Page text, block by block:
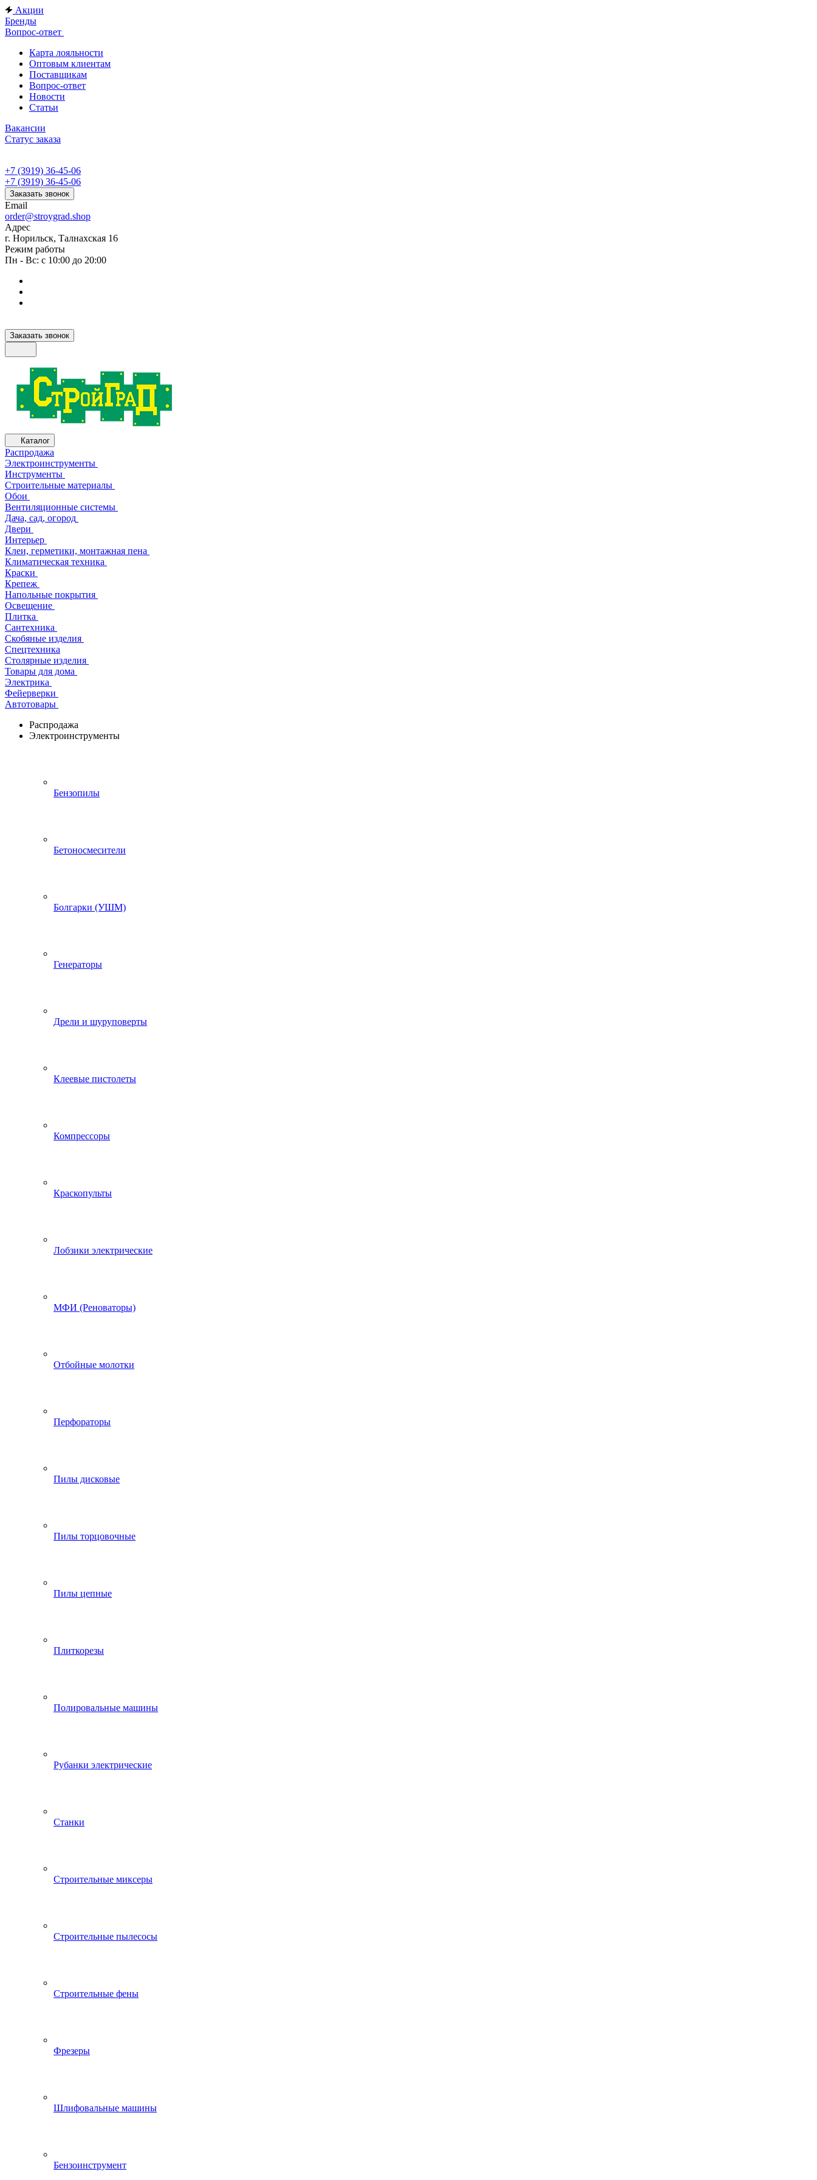
Акции
Бренды
Вопрос-ответ
Карта лояльности
Оптовым клиентам
Поставщикам
Вопрос-ответ
Новости
Статьи
Вакансии
Статус заказа
+7 (3919) 36-45-06
+7 (3919) 36-45-06
Заказать звонок
Email
order@stroygrad.shop
Адрес
г. Норильск, Талнахская 16
Режим работы
Пн - Вс: с 10:00 до 20:00
Заказать звонок
Каталог
Распродажа
Электроинструменты
Инструменты
Строительные материалы
Обои
Вентиляционные системы
Дача, сад, огород
Двери
Интерьер
Клеи, герметики, монтажная пена
Климатическая техника
Краски
Крепеж
Напольные покрытия
Освещение
Плитка
Сантехника
Скобяные изделия
Спецтехника
Столярные изделия
Товары для дома
Электрика
Фейерверки
Автотовары
Распродажа
Электроинструменты
Бензопилы
Бетоносмесители
Болгарки (УШМ)
Генераторы
Дрели и шуруповерты
Клеевые пистолеты
Компрессоры
Краскопульты
Лобзики электрические
МФИ (Реноваторы)
Отбойные молотки
Перфораторы
Пилы дисковые
Пилы торцовочные
Пилы цепные
Плиткорезы
Полировальные машины
Рубанки электрические
Станки
Строительные миксеры
Строительные пылесосы
Строительные фены
Фрезеры
Шлифовальные машины
Бензоинструмент